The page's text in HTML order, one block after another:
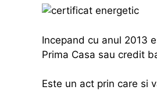
Incepand cu anul 2013
Prima Casa sau credit
Este un act prin care si